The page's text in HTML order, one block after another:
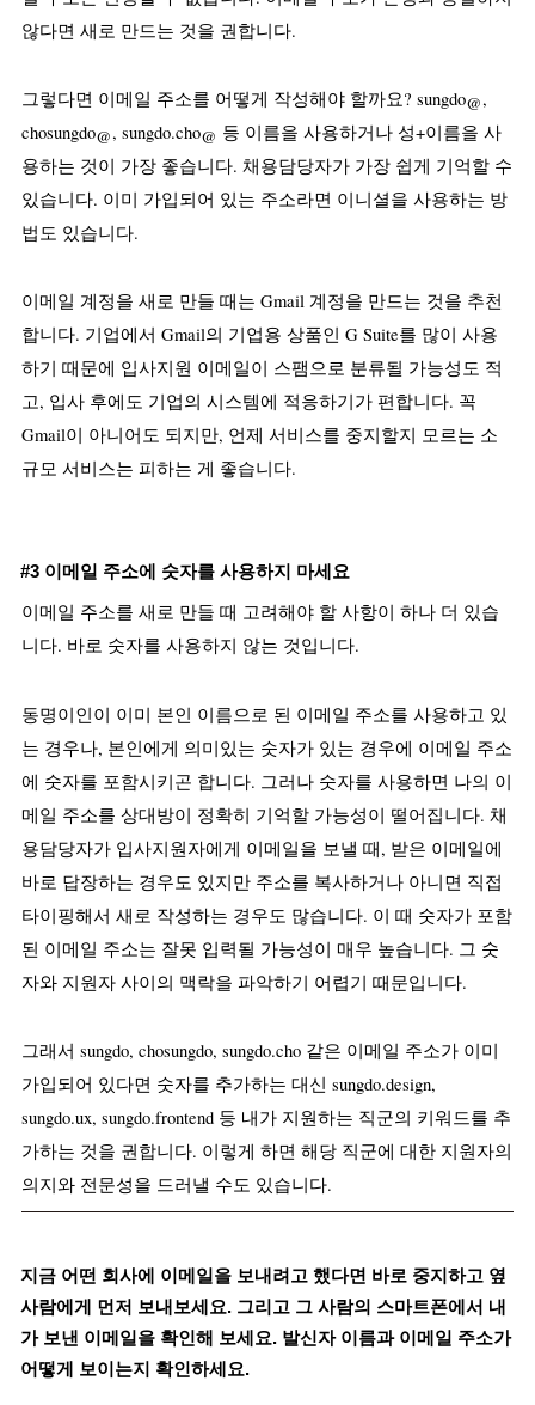
않다면 새로 만드는 것을 권합니다.
그렇다면 이메일 주소를 어떻게 작성해야 할까요? sungdo@,
chosungdo@, sungdo.cho@ 등 이름을 사용하거나 성+이름을 사
용하는 것이 가장 좋습니다. 채용담당자가 가장 쉽게 기억할 수
있습니다. 이미 가입되어 있는 주소라면 이니셜을 사용하는 방
법도 있습니다.
이메일 계정을 새로 만들 때는 Gmail 계정을 만드는 것을 추천
합니다. 기업에서 Gmail의 기업용 상품인 G Suite를 많이 사용
하기 때문에 입사지원 이메일이 스팸으로 분류될 가능성도 적
고, 입사 후에도 기업의 시스템에 적응하기가 편합니다. 꼭
Gmail이 아니어도 되지만, 언제 서비스를 중지할지 모르는 소
규모 서비스는 피하는 게 좋습니다.
#3 이메일 주소에 숫자를 사용하지 마세요
이메일 주소를 새로 만들 때 고려해야 할 사항이 하나 더 있습
니다. 바로 숫자를 사용하지 않는 것입니다.
동명이인이 이미 본인 이름으로 된 이메일 주소를 사용하고 있
는 경우나, 본인에게 의미있는 숫자가 있는 경우에 이메일 주소
에 숫자를 포함시키곤 합니다. 그러나 숫자를 사용하면 나의 이
메일 주소를 상대방이 정확히 기억할 가능성이 떨어집니다. 채
용담당자가 입사지원자에게 이메일을 보낼 때, 받은 이메일에
바로 답장하는 경우도 있지만 주소를 복사하거나 아니면 직접
타이핑해서 새로 작성하는 경우도 많습니다. 이 때 숫자가 포함
된 이메일 주소는 잘못 입력될 가능성이 매우 높습니다. 그 숫
자와 지원자 사이의 맥락을 파악하기 어렵기 때문입니다.
그래서 sungdo, chosungdo, sungdo.cho 같은 이메일 주소가 이미
가입되어 있다면 숫자를 추가하는 대신 sungdo.design,
sungdo.ux, sungdo.frontend 등 내가 지원하는 직군의 키워드를 추
가하는 것을 권합니다. 이렇게 하면 해당 직군에 대한 지원자의
의지와 전문성을 드러낼 수도 있습니다.
지금 어떤 회사에 이메일을 보내려고 했다면 바로 중지하고 옆
사람에게 먼저 보내보세요. 그리고 그 사람의 스마트폰에서 내
가 보낸 이메일을 확인해 보세요. 발신자 이름과 이메일 주소가
어떻게 보이는지 확인하세요.